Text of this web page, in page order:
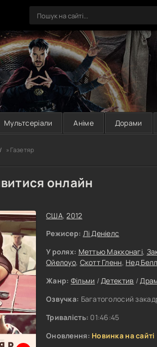
Мультсеріали Аніме Дорами
» Газетяр
онлайн
США,2012
Режисер: Лі Деніелс
У ролях: Меттью Макконагі,
Ойелоуо, Скотт Гленн, Нед
Жанр: Фільми /Детектив /
Озвучка: Багатоголосий
Тривалість: 01:46:45
Оновлення: Новинка на сайті